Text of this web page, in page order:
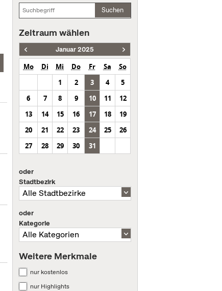
Suchen
Zeitraum wählen
Januar 2025
Mo Di Mi Do Fr Sa
So
1
2 3 4
5
6
7 8 9 10 11
12
13
14 15 16 17 18
19
20
21 22 23 24 25
26
27
28 29 30 31
oder
Stadtbezirk
oder
Kategorie
Weitere Merkmale
nur kostenlos
nur Highlights